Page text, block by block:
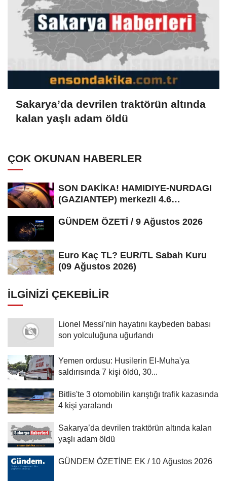
Sakarya’da devrilen traktörün altında
kalan yaşlı adam öldü
ÇOK OKUNAN HABERLER
SON DAKİKA! HAMIDIYE-NURDAGI
(GAZIANTEP) merkezli 4.6
GÜNDEM ÖZETİ / 9 Ağustos 2026
Euro Kaç TL? EUR/TL Sabah Kuru
(09 Ağustos 2026)
İLGINIZI ÇEKEBILIR
Lionel Messi'nin hayatını kaybeden babası
son yolculuğuna uğurlandı
Yemen ordusu: Husilerin El-Muha'ya
saldırısında 7 kişi öldü, 30...
Bitlis'te 3 otomobilin karıştığı trafik kazasında
4 kişi yaralandı
Sakarya’da devrilen traktörün altında kalan
yaşlı adam öldü
GÜNDEM ÖZETİNE EK / 10 Ağustos 2026